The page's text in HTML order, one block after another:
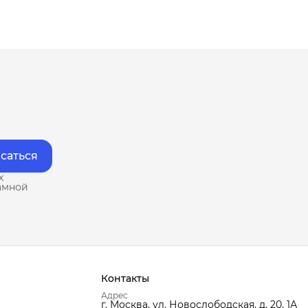
Контакты
Адрес
г. Москва, ул. Новослободская, д. 20, 1А